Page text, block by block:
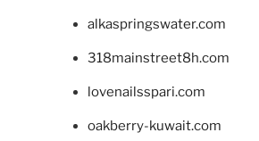
alkaspringswater.com
318mainstreet8h.com
lovenailsspari.com
oakberry-kuwait.com